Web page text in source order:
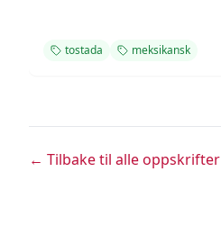
tostada meksikansk
← Tilbake til alle oppskrifter